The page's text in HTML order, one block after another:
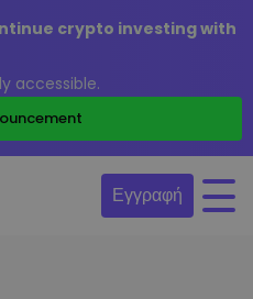
crypto investing with
accessible.
Εγγραφή